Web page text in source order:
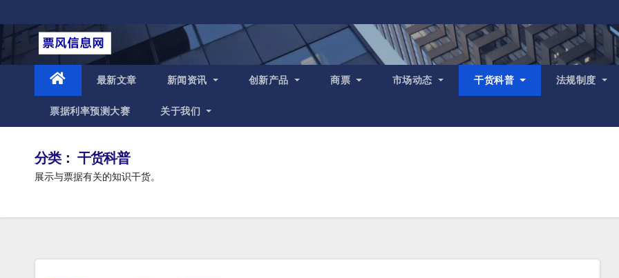
至
最新文章 新闻资讯 创新产品 商票 市场动态 干货科普 法规制度
票据利率预测大赛 关于我们
分类： 干货科普
展示与票据有关的知识干货。